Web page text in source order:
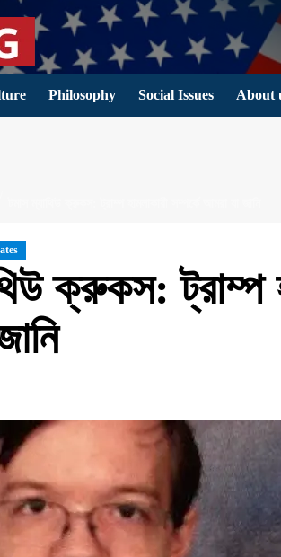
Philosophy Social Issues About
ক্রুকস: ট্রাম্প